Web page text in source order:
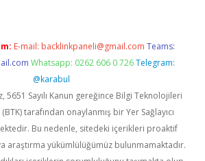
E-mail: backlinkpaneli@gmail.com Teams:
Whatsapp: 0262 606 0 726 Telegram:
@karabul
5651 Sayılı Kanun gereğince Bilgi Teknolojileri
tarafından onaylanmış bir Yer Sağlayıcı
Bu nedenle, sitedeki içerikleri proaktif
araştırma yükümlülüğümüz bulunmamaktadır.